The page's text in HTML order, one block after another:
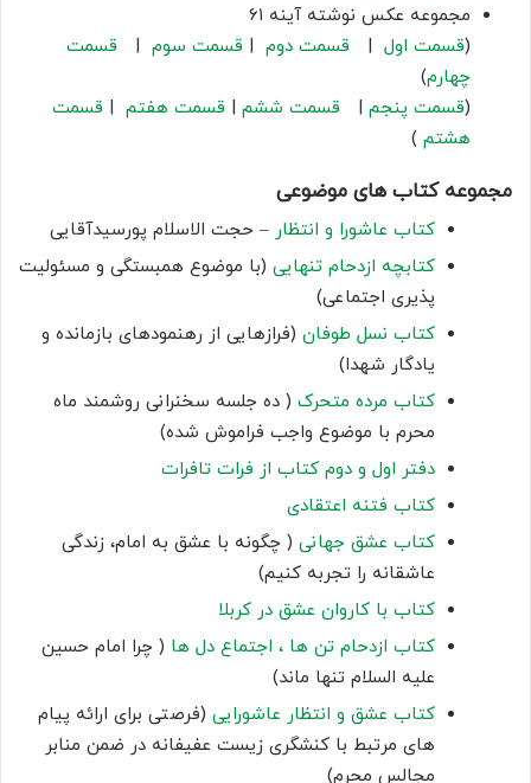
مجموعه عکس نوشته آینه ۶۱
(قسمت اول | قسمت دوم | قسمت سوم | قسمت
چهارم)
(قسمت پنجم | قسمت ششم | قسمت هفتم | قسمت
هشتم )
مجموعه کتاب های موضوعی
کتاب عاشورا و انتظار – حجت الاسلام پورسیدآقایی
کتابچه ازدحام تنهایی (با موضوع همبستگی و مسئولیت
پذیری اجتماعی)
کتاب نسل طوفان (فرازهایی از رهنمودهای بازمانده و
یادگار شهدا)
کتاب مرده متحرک ( ده جلسه سخنرانی روشمند ماه
محرم با موضوع واجب فراموش شده)
دفتر اول و دوم کتاب از فرات تافرات
کتاب فتنه اعتقادی
کتاب عشق جهانی ( چگونه با عشق به امام، زندگی
عاشقانه را تجربه کنیم)
کتاب با کاروان عشق در کربلا
کتاب ازدحام تن ها ، اجتماع دل ها ( چرا امام حسین
علیه السلام تنها ماند)
کتاب عشق و انتظار عاشورایی (فرصتی برای ارائه پیام
های مرتبط با کنشگری زیست عفیفانه در ضمن منابر
مجالس محرم)